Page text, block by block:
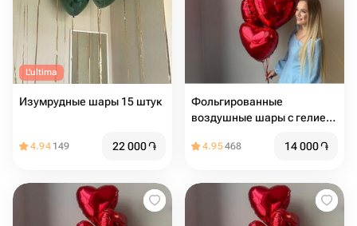
L'ultima
Изумрудные шары 15 штук
4.94 149 22 000֏
Фольгированные
воздушные шары с гелием
4.95468 14 000֏